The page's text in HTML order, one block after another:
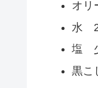
オリ
水
塩
黒こ